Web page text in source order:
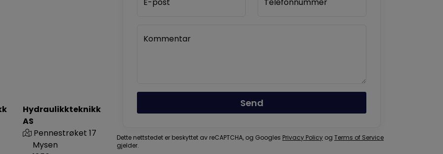
Hydraulikkteknikk
AS
Pennestrøket 17
Mysen
Kommentar
Send
Dette nettstedet er beskyttet av reCAPTCHA, og Googles Privacy Policy og Terms of Service
gjelder.